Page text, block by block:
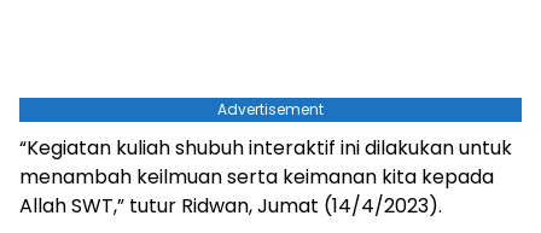
Advertisement
“Kegiatan kuliah shubuh interaktif ini dilakukan untuk
menambah keilmuan serta keimanan kita kepada
Allah SWT,” tutur Ridwan, Jumat (14/4/2023).